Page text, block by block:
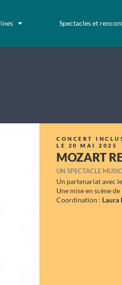
Spectacles et
CONCERT
LE 20 MAI 2025
MOZART
UN SPECTACLE
Un partenariat avec
Une mise en scène de
Coordination : Laura